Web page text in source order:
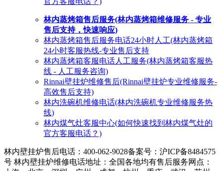
林内蒸烤箱售后服务(林内蒸烤箱维修服务 - 专业
售后支持，快速响应)
林内蒸烤箱售后服务电话24小时人工(林内蒸烤箱
24小时客服热线-专业售后支持
林内蒸烤箱客服电话人工服务(林内蒸烤箱客服热
线 - 人工服务咨询)
Rinnai壁挂炉维修售后(Rinnai壁挂炉专业维修服务-
高效售后支持)
林内洗碗机维修电话(林内洗碗机专业维修服务热
线)
林内煤气灶客服中心(如何快速找到林内煤气灶的
官方客服电话？)
林内壁挂炉售后电话：400-062-9028备案号：沪ICP备8484575
号 林内壁挂炉维修电话地址：全国各地均有售后服务网点：